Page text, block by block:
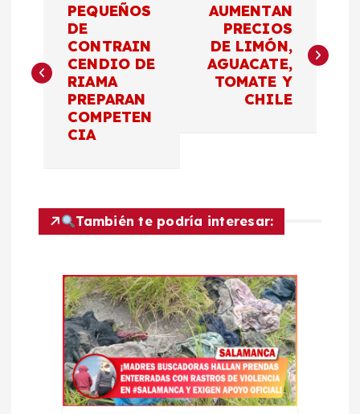
v
c
PEQUEÑOS
DE
CONTRAIN
CENDIO DE
RIAMA
PREPARAN
COMPETEN
CIA
AUMENTAN
PRECIOS
DE LIMÓN,
AGUACATE,
TOMATE Y
CHILE
También te podría interesar: